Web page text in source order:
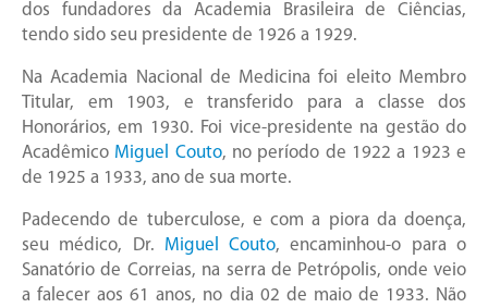
dos fundadores da Academia Brasileira de Ciências,
tendo sido seu presidente de 1926 a 1929.
Na Academia Nacional de Medicina foi eleito Membro
Titular, em 1903, e transferido para a classe dos
Honorários, em 1930. Foi vice-presidente na gestão do
Acadêmico Miguel Couto, no período de 1922 a 1923 e
de 1925 a 1933, ano de sua morte.
Padecendo de tuberculose, e com a piora da doença,
seu médico, Dr. Miguel Couto, encaminhou-o para o
Sanatório de Correias, na serra de Petrópolis, onde veio
a falecer aos 61 anos, no dia 02 de maio de 1933. Não